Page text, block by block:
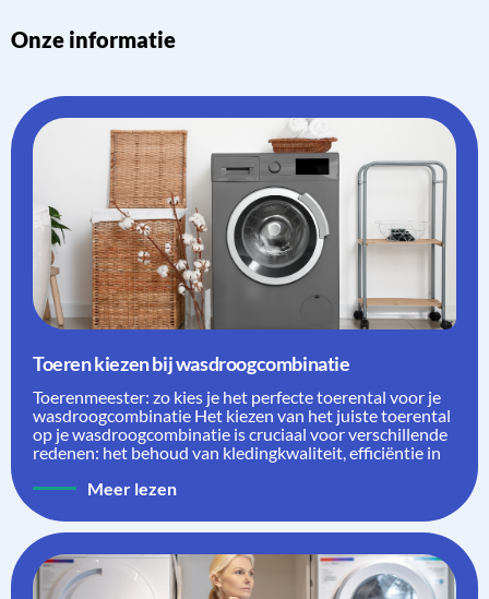
Onze informatie
Toeren kiezen bij wasdroogcombinatie
Toerenmeester: zo kies je het perfecte toerental voor je
wasdroogcombinatie Het kiezen van het juiste toerental
op je wasdroogcombinatie is cruciaal voor verschillende
redenen: het behoud van kledingkwaliteit, efficiëntie in
Meer lezen